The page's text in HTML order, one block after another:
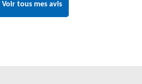
Voir tous mes avis